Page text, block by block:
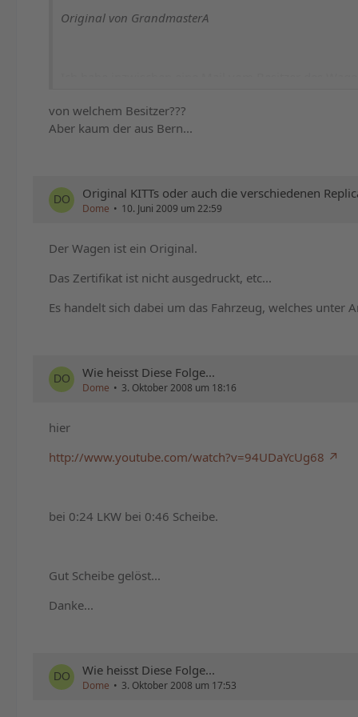
Original von GrandmasterA
Ich habe inzwischen eine Mail vom Besitzer des
Also definitiv kein Original.
George Barris hingegen ist ein seltsamer Fall. Der
oben schon geschrieben) vor einer Weile von
nochmal:
http://en.wikipedia.org/wiki/
Gut, das war ein anderer Fall, aber daran sieht man
dieses Geld ja vielleicht aufgrund der TV-Präsenz
faktisch nunmal nicht stimmt. Ich würde ja auch
KEINE Originale mehr gibt (was den Tatsachen
selbst...
von welchem Besitzer???
Aber kaum der aus Bern...
Original KITTs oder auch die verschiedenen
Dome 10. Juni 2009 um 22:59
Der Wagen ist ein Original.
Das Zertifikat ist nicht ausgedruckt, etc...
Es handelt sich dabei um das Fahrzeug, welches unter
Wie heisst Diese Folge...
Dome 3. Oktober 2008 um 18:16
hier
http://www.youtube.com/watch?v=94UDaYcUg68
bei 0:24 LKW bei 0:46 Scheibe.
Gut Scheibe gelöst...
Danke...
Wie heisst Diese Folge...
Dome 3. Oktober 2008 um 17:53